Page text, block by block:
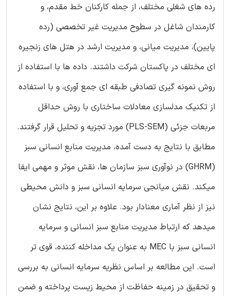
رده های شغلی مختلف، از جمله کارکنان خط مقدم، و
کارمندان شاغل در سطوح مدیریت غیر تخصصی (رده
پایین)، مدیریت میانی، و مدیریت ارشد در هتل های زنجیره
ای مختلف در پاکستان شرکت داشتند. داده ها با استفاده از
روش نمونه گیری تصادفی طبقه ای جمع آوری، و با استفاده
از تکنیک مدلسازی معادلات ساختاری با روش حداقل
مربعات جزئی (PLS-SEM) مورد تجزیه و تحلیل قرار گرفتند.
مطابق با نتایج به دست آمده، مدیریت منابع انسانی سبز
(GHRM) در نوآوری سبز سازمان ها، نقش موثر و مهمی ایفا
میکند. نقش میانجی سرمایه انسانی سبز و دانش محیطی
نیز از نظر آماری معنادار بود. علاوه بر این، نتایج نشان
میدهد که ارتباط مدیریت منابع سبز انسانی و سرمایه
انسانی سبز با MEC به عنوان یک مداخله کننده، قوی تر
است. این مطالعه بر اساس نظریه سرمایه انسانی به بررسی
و تحقیق در زمینه حفاظت از محیط زیست پرداخته و ضمن